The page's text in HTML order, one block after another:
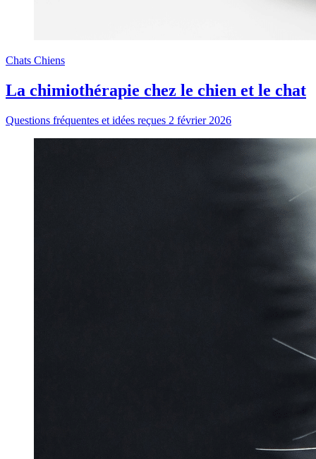
Chats Chiens
La chimiothérapie chez le chien et le chat
Questions fréquentes et idées reçues 2 février 2026